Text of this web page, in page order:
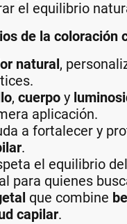
el equilibrio
de la coloración
natural ,
, cuerpo y
aplicación.
a fortalecer y
.
el equilibrio del
para quienes
que combine
capilar.